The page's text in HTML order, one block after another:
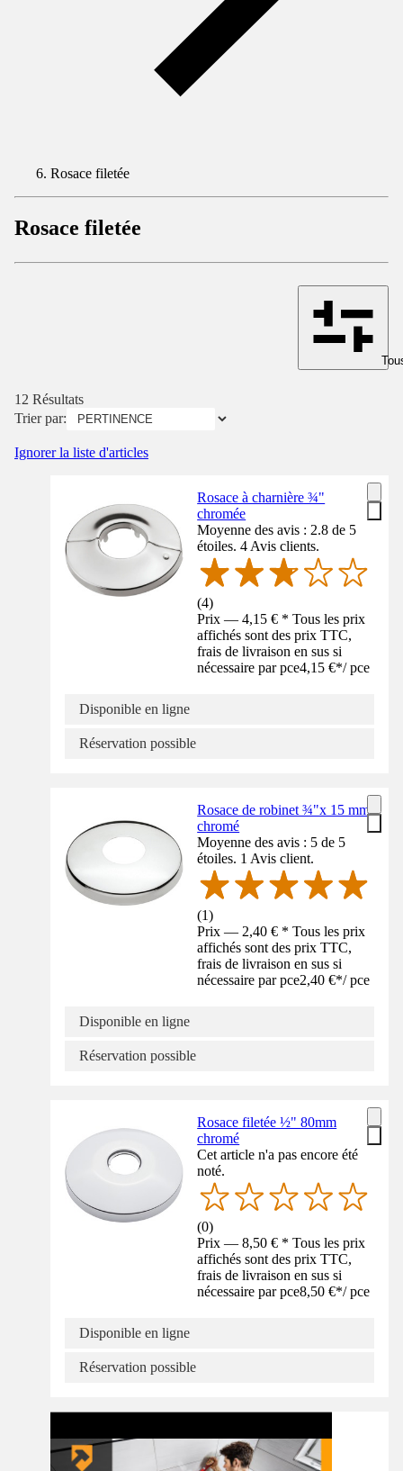
Rosace filetée
Rosace filetée
12 Résultats
Trier par:
Ignorer la liste d'articles
Rosace à charnière ¾"
chromée
Moyenne des avis : 2.8 de 5
étoiles. 4 Avis clients.
(4)
Prix — 4,15 € * Tous les prix
affichés sont des prix TTC,
frais de livraison en sus si
nécessaire par pce4,15 €*/ pce
Disponible en ligne
Réservation possible
Rosace de robinet ¾"x 15 mm
chromé
Moyenne des avis : 5 de 5
étoiles. 1 Avis client.
(1)
Prix — 2,40 € * Tous les prix
affichés sont des prix TTC,
frais de livraison en sus si
nécessaire par pce2,40 €*/ pce
Disponible en ligne
Réservation possible
Rosace filetée ½" 80mm
chromé
Cet article n'a pas encore été
noté.
(0)
Prix — 8,50 € * Tous les prix
affichés sont des prix TTC,
frais de livraison en sus si
nécessaire par pce8,50 €*/ pce
Disponible en ligne
Réservation possible